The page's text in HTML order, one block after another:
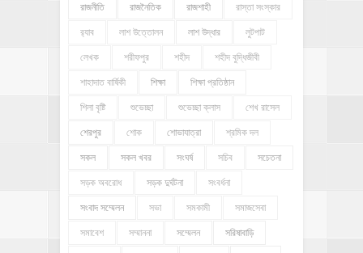
রাজনীতি রাজনৈতিক রাজশাহী রাস্তা সংস্কার
র‍্যাব লাশ উত্তোলন লাশ উদ্ধার লুটপাট
লেখক শরীফপুর শহীদ শহীদ বুদ্ধিজীবী
শাহাদাত বার্ষিকী শিক্ষা শিক্ষা প্রতিষ্ঠান
শিলা বৃষ্টি শুভেচ্ছা শুভেচ্ছা ক্লাস শেখ রাসেল
শেরপুর শোক শোভাযাত্রা শ্রমিক দল
সকল সকল খবর সংঘর্ষ সচিব সচেতনা
সড়ক অবরোধ সড়ক দুর্ঘটনা সংবর্ধনা
সংবাদ সম্মেলন সভা সমকামী সমাজসেবা
সমাবেশ সম্মাননা সম্মেলন সরিষাবাড়ি